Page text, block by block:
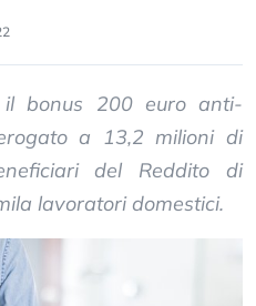
il bonus 200 euro anti-
a 13,2 milioni di
del Reddito di
lavoratori domestici.